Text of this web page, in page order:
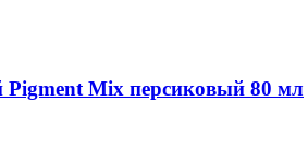
Pigment Mix персиковый 80 мл